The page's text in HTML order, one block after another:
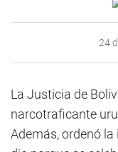
24
La Justicia de
narcotraficante
Además, ordenó